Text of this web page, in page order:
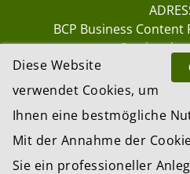
BCP Business
8002
© 2026 by BCP
GmbH, Zürich
Website by
Diese Website
verwendet Cookies, um
Ihnen eine bestmögliche
Mit der Annahme der
Sie ein professioneller